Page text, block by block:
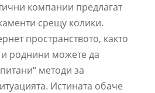
компании предлагат
срещу колики.
пространството, както
роднини можете да
методи за
Истината обаче